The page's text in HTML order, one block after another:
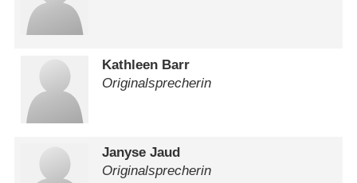
Kathleen Barr
Originalsprecherin
Janyse Jaud
Originalsprecherin